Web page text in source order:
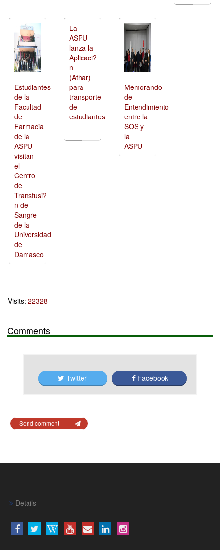
Estudiantes
de la
Facultad
de
Farmacia
de la
ASPU
visitan
el
Centro
de
Transfusi?
n de
Sangre
de la
Universidad
de
Damasco
La
ASPU
lanza la
Aplicaci?
n
(Athar)
para
transporte
de
estudiantes
Memorando
de
Entendimiento
entre la
SOS y
la
ASPU
Visits: 22328
Comments
Twitter Facebook
Send comment
Details